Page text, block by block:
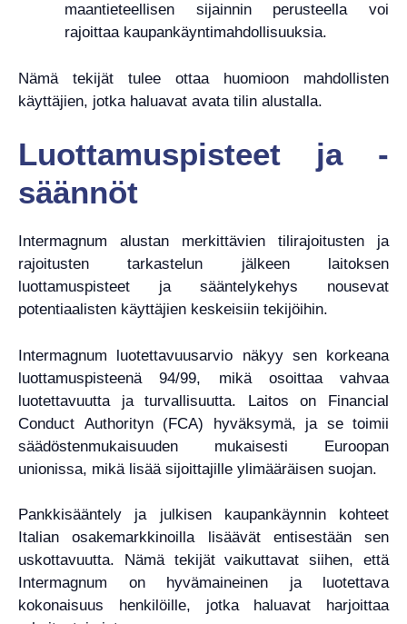
maantieteellisen sijainnin perusteella voi
rajoittaa kaupankäyntimahdollisuuksia.
Nämä tekijät tulee ottaa huomioon mahdollisten
käyttäjien, jotka haluavat avata tilin alustalla.
Luottamuspisteet ja -
säännöt
Intermagnum alustan merkittävien tilirajoitusten ja
rajoitusten tarkastelun jälkeen laitoksen
luottamuspisteet ja sääntelykehys nousevat
potentiaalisten käyttäjien keskeisiin tekijöihin.
Intermagnum luotettavuusarvio näkyy sen korkeana
luottamuspisteenä 94/99, mikä osoittaa vahvaa
luotettavuutta ja turvallisuutta. Laitos on Financial
Conduct Authorityn (FCA) hyväksymä, ja se toimii
säädöstenmukaisuuden mukaisesti Euroopan
unionissa, mikä lisää sijoittajille ylimääräisen suojan.
Pankkisääntely ja julkisen kaupankäynnin kohteet
Italian osakemarkkinoilla lisäävät entisestään sen
uskottavuutta. Nämä tekijät vaikuttavat siihen, että
Intermagnum on hyvämaineinen ja luotettava
kokonaisuus henkilöille, jotka haluavat harjoittaa